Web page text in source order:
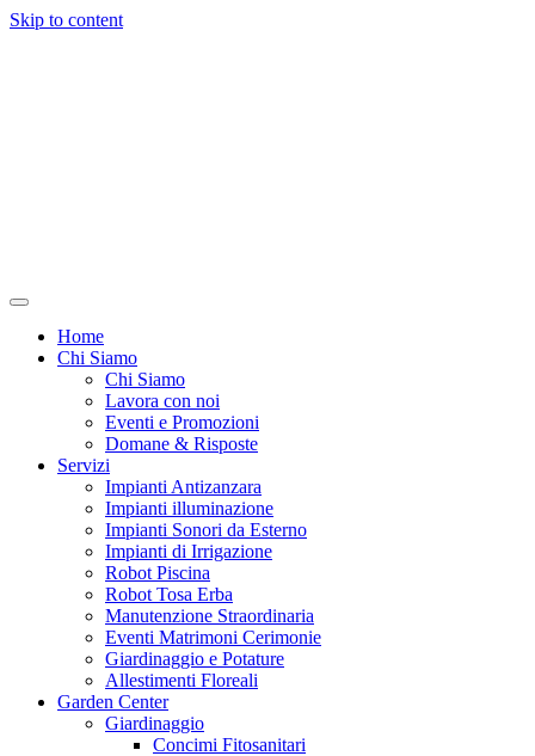
Skip to content
Home
Chi Siamo
Chi Siamo
Lavora con noi
Eventi e Promozioni
Domane & Risposte
Servizi
Impianti Antizanzara
Impianti illuminazione
Impianti Sonori da Esterno
Impianti di Irrigazione
Robot Piscina
Robot Tosa Erba
Manutenzione Straordinaria
Eventi Matrimoni Cerimonie
Giardinaggio e Potature
Allestimenti Floreali
Garden Center
Giardinaggio
Concimi Fitosanitari